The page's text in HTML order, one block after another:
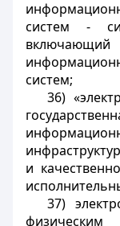
систем -
систем;
36)
и
37)